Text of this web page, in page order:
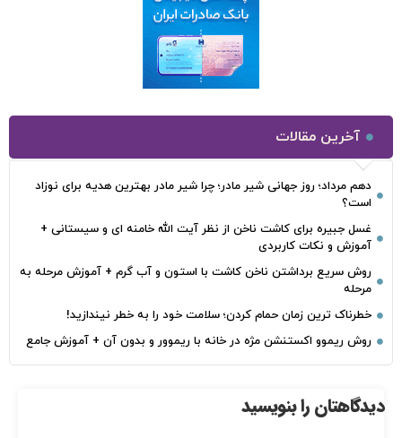
آخرین مقالات
دهم مرداد؛ روز جهانی شیر مادر؛ چرا شیر مادر بهترین هدیه برای نوزاد
است؟
غسل جبیره برای کاشت ناخن از نظر آیت الله خامنه ای و سیستانی +
آموزش و نکات کاربردی
روش سریع برداشتن ناخن کاشت با استون و آب گرم + آموزش مرحله به
مرحله
خطرناک‌ ترین زمان‌ حمام کردن؛ سلامت خود را به خطر نیندازید!
روش ریموو اکستنشن مژه در خانه با ریموور و بدون آن + آموزش جامع
دیدگاهتان را بنویسید